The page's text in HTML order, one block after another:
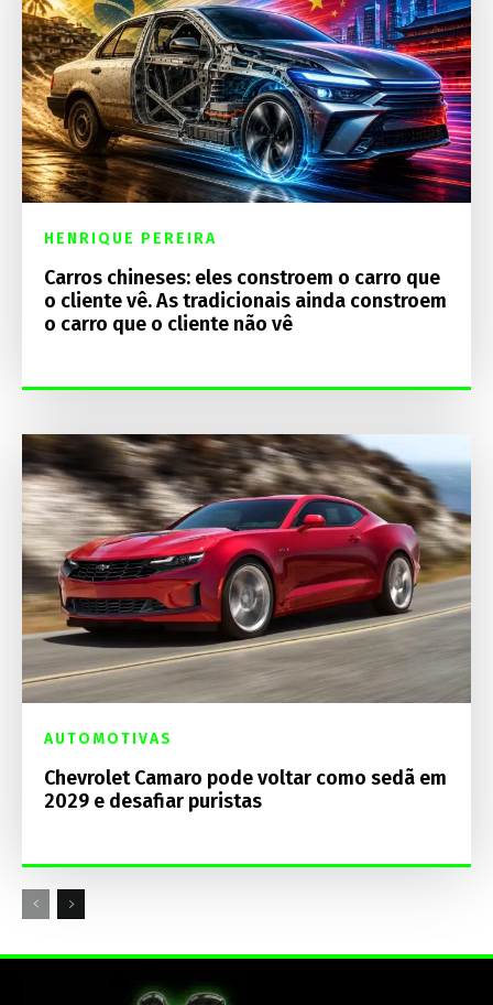
HENRIQUE PEREIRA
Carros chineses: eles constroem o carro que
o cliente vê. As tradicionais ainda constroem
o carro que o cliente não vê
AUTOMOTIVAS
Chevrolet Camaro pode voltar como sedã em
2029 e desafiar puristas